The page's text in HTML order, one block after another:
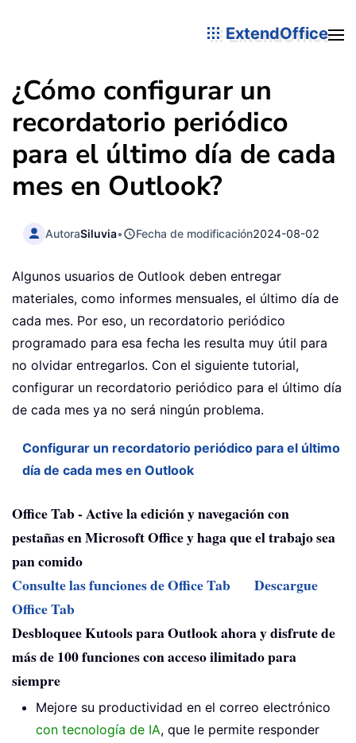
ExtendOffice
¿Cómo configurar un
recordatorio periódico
para el último día de cada
mes en Outlook?
AutoraSiluvia• Fecha de modificación2024-08-02
Algunos usuarios de Outlook deben entregar
materiales, como informes mensuales, el último día de
cada mes. Por eso, un recordatorio periódico
programado para esa fecha les resulta muy útil para
no olvidar entregarlos. Con el siguiente tutorial,
configurar un recordatorio periódico para el último día
de cada mes ya no será ningún problema.
Configurar un recordatorio periódico para el último
día de cada mes en Outlook
Office Tab - Active la edición y navegación con
pestañas en Microsoft Office y haga que el trabajo sea
pan comido
Consulte las funciones de Office Tab
Descargue
Office Tab
Desbloquee Kutools para Outlook ahora y disfrute de
más de 100 funciones con acceso ilimitado para
siempre
Mejore su productividad en el correo electrónico
con tecnología de IA, que le permite responder